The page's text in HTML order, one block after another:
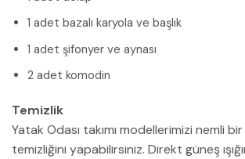
1 adet bazalı karyola ve başlık
1 adet şifonyer ve aynası
2 adet komodin
Temizlik
Yatak Odası takımı modellerimizi nemli
temizliğini yapabilirsiniz. Direkt güneş